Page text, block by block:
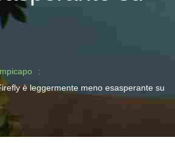
è leggermente meno esasperante su